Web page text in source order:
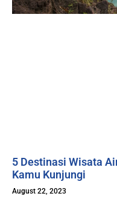
5 Destinasi Wisata
Kamu Kunjungi
August 22, 2023